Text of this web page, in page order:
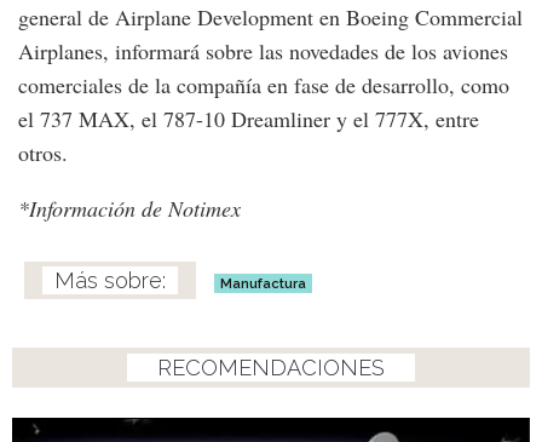
general de Airplane Development en Boeing Commercial
Airplanes, informará sobre las novedades de los aviones
comerciales de la compañía en fase de desarrollo, como
el 737 MAX, el 787-10 Dreamliner y el 777X, entre
otros.
*Información de Notimex
Manufactura
RECOMENDACIONES